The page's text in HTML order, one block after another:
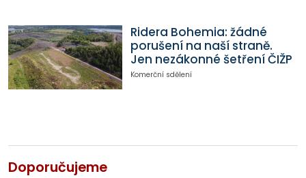
Ridera Bohemia: žádné
porušení na naší straně.
Jen nezákonné šetření ČIŽP
Komerční sdělení
Doporučujeme